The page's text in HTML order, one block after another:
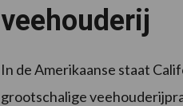
veehouderij
In de Amerikaanse staat
grootschalige